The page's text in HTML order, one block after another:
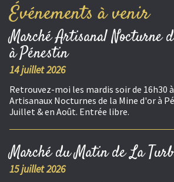
Événements à venir
Marché Artisanal Nocturne
à Pénestin
14 juillet 2026
Retrouvez-moi les mardis soir de 16h30
Artisanaux Nocturnes de la Mine d'or à
Juillet & en Août. Entrée libre.
Marché du Matin de La
15 juillet 2026